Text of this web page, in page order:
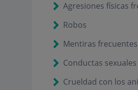
Agresiones físicas
Robos
Mentiras frecuentes
Conductas
Crueldad con los